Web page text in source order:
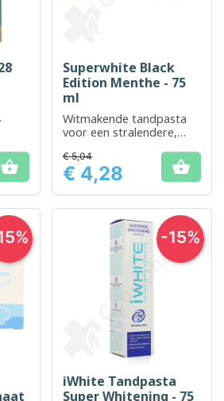

Superwhite Black
Edition Menthe - 75
ml
Witmakende tandpasta
voor een stralendere,
dag.
Prijs
€ 5,04
€ 4,28 
iWhite Tandpasta
Super Whitening - 75
-15%